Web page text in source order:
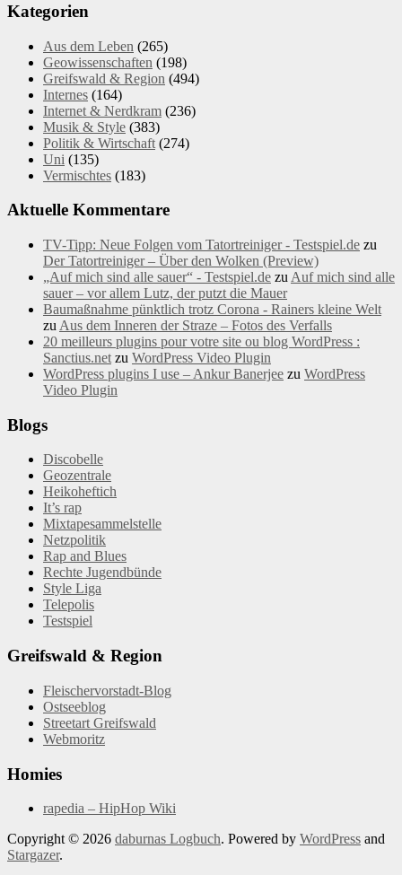
Kategorien
Aus dem Leben (265)
Geowissenschaften (198)
Greifswald & Region (494)
Internes (164)
Internet & Nerdkram (236)
Musik & Style (383)
Politik & Wirtschaft (274)
Uni (135)
Vermischtes (183)
Aktuelle Kommentare
TV-Tipp: Neue Folgen vom Tatortreiniger - Testspiel.de zu
Der Tatortreiniger – Über den Wolken (Preview)
„Auf mich sind alle sauer“ - Testspiel.de zu Auf mich sind alle
sauer – vor allem Lutz, der putzt die Mauer
Baumaßnahme pünktlich trotz Corona - Rainers kleine Welt
zu Aus dem Inneren der Straze – Fotos des Verfalls
20 meilleurs plugins pour votre site ou blog WordPress :
Sanctius.net zu WordPress Video Plugin
WordPress plugins I use – Ankur Banerjee zu WordPress
Video Plugin
Blogs
Discobelle
Geozentrale
Heikoheftich
It’s rap
Mixtapesammelstelle
Netzpolitik
Rap and Blues
Rechte Jugendbünde
Style Liga
Telepolis
Testspiel
Greifswald & Region
Fleischervorstadt-Blog
Ostseeblog
Streetart Greifswald
Webmoritz
Homies
rapedia – HipHop Wiki
Copyright © 2026 daburnas Logbuch. Powered by WordPress and
Stargazer.